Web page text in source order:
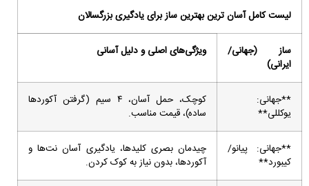
لیست کامل آسان ترین بهترین ساز برای یادگیری بزرگسالان
ساز (جهانی/
ایرانی)
ویژگی‌های اصلی و دلیل آسانی
**جهانی:
یوکللی**
کوچک، حمل آسان، ۴ سیم (گرفتن آکوردها
ساده)، قیمت مناسب.
**جهانی: پیانو/
کیبورد**
چیدمان بصری کلیدها، یادگیری آسان نت‌ها و
آکوردها، بدون نیاز به کوک کردن.